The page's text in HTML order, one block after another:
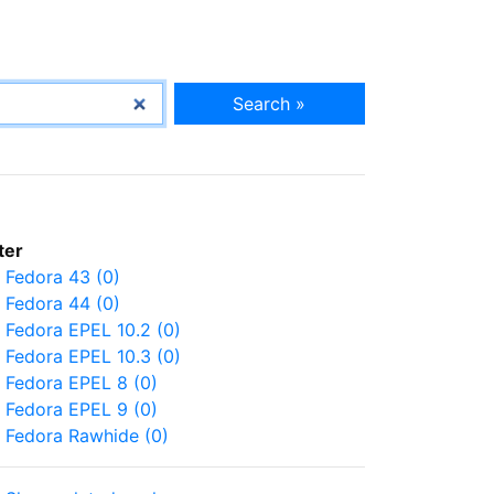
Search »
Fedora 43 (0)
Fedora 44 (0)
Fedora EPEL 10.2 (0)
Fedora EPEL 10.3 (0)
Fedora EPEL 8 (0)
Fedora EPEL 9 (0)
Fedora Rawhide (0)